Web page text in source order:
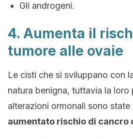
Gli androgeni.
4. Aumenta il
tumore alle ovaie
Le cisti che si sviluppano con
natura benigna, tuttavia la loro
alterazioni ormonali sono state
aumentato rischio di cancro